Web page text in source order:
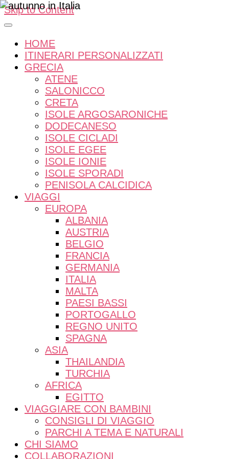
Skip to Content
HOME
ITINERARI PERSONALIZZATI
GRECIA
ATENE
SALONICCO
CRETA
ISOLE ARGOSARONICHE
DODECANESO
ISOLE CICLADI
ISOLE EGEE
ISOLE IONIE
ISOLE SPORADI
PENISOLA CALCIDICA
VIAGGI
EUROPA
ALBANIA
AUSTRIA
BELGIO
FRANCIA
GERMANIA
ITALIA
MALTA
PAESI BASSI
PORTOGALLO
REGNO UNITO
SPAGNA
ASIA
THAILANDIA
TURCHIA
AFRICA
EGITTO
VIAGGIARE CON BAMBINI
CONSIGLI DI VIAGGIO
PARCHI A TEMA E NATURALI
CHI SIAMO
COLLABORAZIONI